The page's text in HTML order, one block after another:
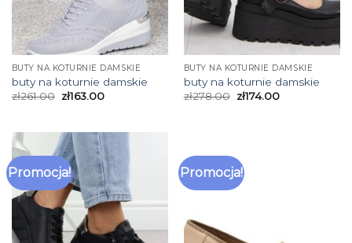
BUTY NA KOTURNIE DAMSKIE
buty na koturnie damskie
zł261.00 zł163.00
BUTY NA KOTURNIE DAMSKIE
buty na koturnie damskie
zł278.00 zł174.00
Promocja! Promocja!